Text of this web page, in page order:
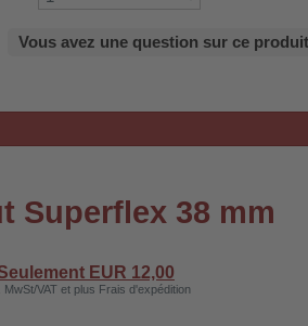
Vous avez une question sur ce
Superflex 38 mm
EUR 12,00
MwSt/VAT et plus Frais d'expédition